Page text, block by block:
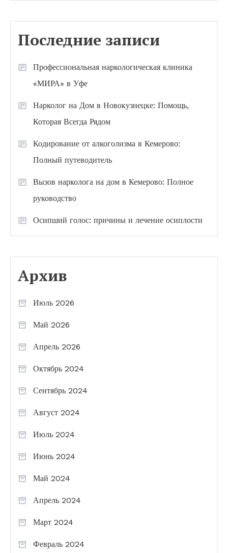
Последние записи
Профессиональная наркологическая клиника
«МИРА» в Уфе
Нарколог на Дом в Новокузнецке: Помощь,
Которая Всегда Рядом
Кодирование от алкоголизма в Кемерово:
Полный путеводитель
Вызов нарколога на дом в Кемерово: Полное
руководство
Осипший голос: причины и лечение осиплости
Архив
Июль 2026
Май 2026
Апрель 2026
Октябрь 2024
Сентябрь 2024
Август 2024
Июль 2024
Июнь 2024
Май 2024
Апрель 2024
Март 2024
Февраль 2024